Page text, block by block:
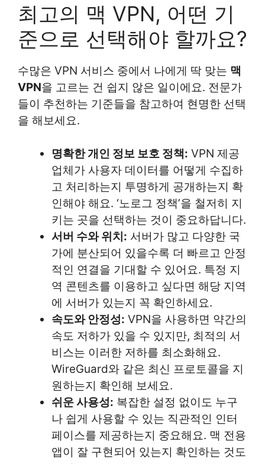
최고의 맥 VPN, 어떤 기
준으로 선택해야 할까요?
수많은 VPN 서비스 중에서 나에게 딱 맞는 맥
VPN을 고르는 건 쉽지 않은 일이에요. 전문가
들이 추천하는 기준들을 참고하여 현명한 선택
을 해보세요.
명확한 개인 정보 보호 정책: VPN 제공
업체가 사용자 데이터를 어떻게 수집하
고 처리하는지 투명하게 공개하는지 확
인해야 해요. ‘노로그 정책’을 철저히 지
키는 곳을 선택하는 것이 중요하답니다.
서버 수와 위치: 서버가 많고 다양한 국
가에 분산되어 있을수록 더 빠르고 안정
적인 연결을 기대할 수 있어요. 특정 지
역 콘텐츠를 이용하고 싶다면 해당 지역
에 서버가 있는지 꼭 확인하세요.
속도와 안정성: VPN을 사용하면 약간의
속도 저하가 있을 수 있지만, 최적의 서
비스는 이러한 저하를 최소화해요.
WireGuard와 같은 최신 프로토콜을 지
원하는지 확인해 보세요.
쉬운 사용성: 복잡한 설정 없이도 누구
나 쉽게 사용할 수 있는 직관적인 인터
페이스를 제공하는지 중요해요. 맥 전용
앱이 잘 구현되어 있는지 확인하는 것도